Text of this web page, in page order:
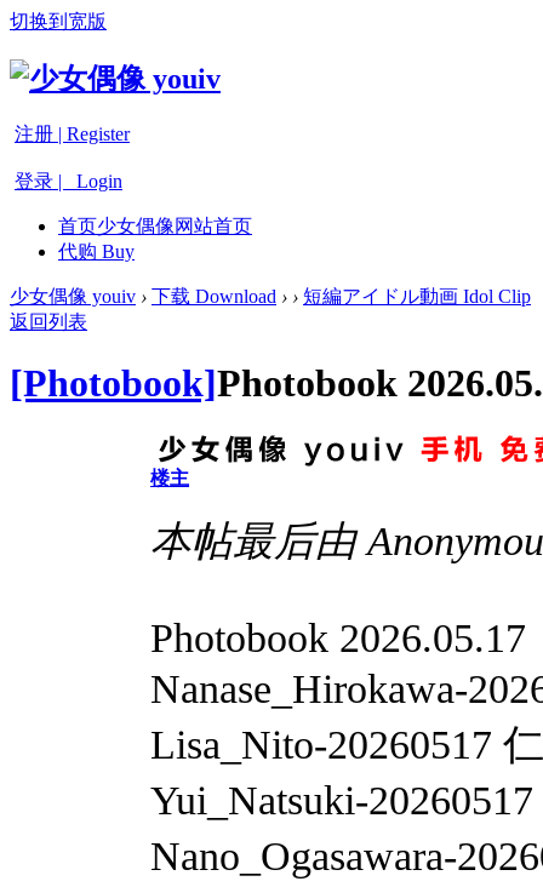
切换到宽版
注册 | Register
登录 | Login
首页少女偶像网站首页
代购 Buy
少女偶像 youiv › 下载 Download › › 短編アイドル動画 Idol Clip
返回列表
[Photobook]Photobook
楼主
本帖最后由
Photobook 2026.05.17
Nanase_Hirokawa-
Lisa_Nito-20260517
Yui_Natsuki-
Nano_Ogasawara-